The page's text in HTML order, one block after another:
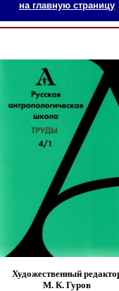
на главную страницу
Художественный
М. К. Гуров